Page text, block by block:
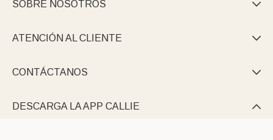
SOBRE NOSOTROS 
ATENCIÓN AL CLIENTE 
CONTÁCTANOS 
DESCARGA LA APP CALLIE 